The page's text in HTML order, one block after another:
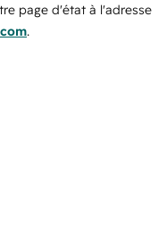
page d'état à l'adresse
.